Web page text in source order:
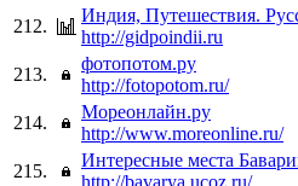
212.
Индия, Путешествия.
http://gidpoindii.ru
213.
фотопотом.ру
http://fotopotom.ru/
214.
Мореонлайн.ру
http://www.moreonline.ru/
215.
Интересные места
http://bavarya.ucoz.ru/